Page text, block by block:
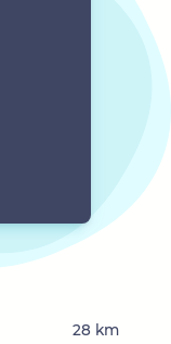
28 km